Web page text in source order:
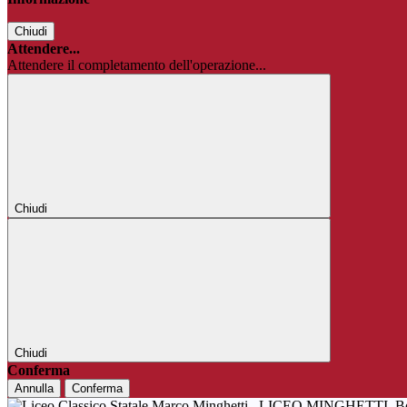
Chiudi
Attendere...
Attendere il completamento dell'operazione...
Chiudi
Chiudi
Conferma
Annulla Conferma